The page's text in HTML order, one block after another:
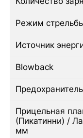
Режим
Источник
Blowback
Предохранитель
Прицельная
(Пикатинни) /
мм